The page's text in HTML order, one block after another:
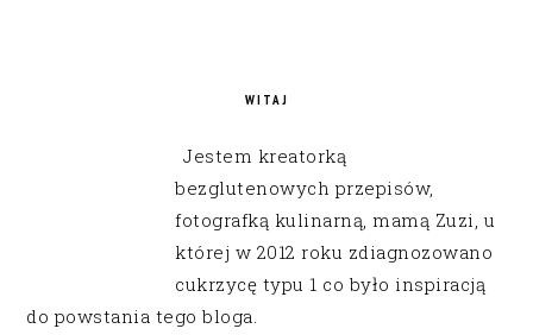
WITAJ
Jestem kreatorką
bezglutenowych przepisów,
fotografką kulinarną, mamą Zuzi, u
której w 2012 roku zdiagnozowano
cukrzycę typu 1 co było inspiracją
do powstania tego bloga.